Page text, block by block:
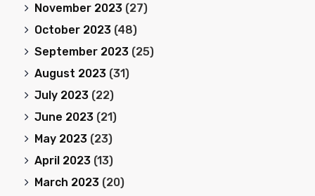
November 2023 (27)
October 2023 (48)
September 2023 (25)
August 2023 (31)
July 2023 (22)
June 2023 (21)
May 2023 (23)
April 2023 (13)
March 2023 (20)